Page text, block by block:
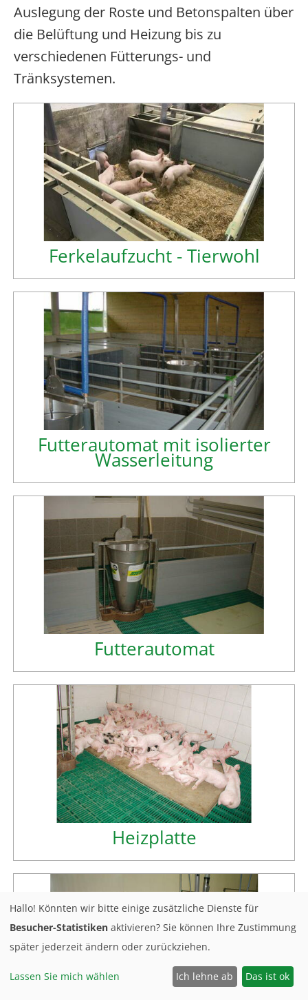
Auslegung der Roste und Betonspalten über
die Belüftung und Heizung bis zu
verschiedenen Fütterungs- und
Tränksystemen.
Ferkelaufzucht - Tierwohl
Futterautomat mit isolierter
Wasserleitung
Futterautomat
Heizplatte
Hallo! Könnten wir bitte einige zusätzliche Dienste für
Besucher-Statistiken aktivieren? Sie können Ihre Zustimmung
später jederzeit ändern oder zurückziehen.
Lassen Sie mich wählen Ich lehne ab Das ist ok